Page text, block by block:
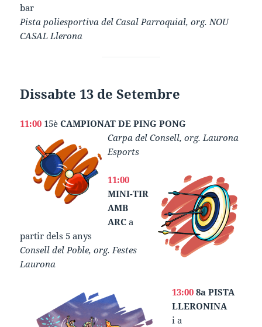
bar
Pista poliesportiva del Casal Parroquial, org. NOU
CASAL Llerona
Dissabte 13 de Setembre
11:00 15èCAMPIONAT DE PING PONG
Carpa del Consell, org. Laurona
Esports
11:00
MINI-TIR
AMB
ARC a
partir dels 5 anys
Consell del Poble, org. Festes
Laurona
13:00 8a PISTA
LLERONINA
i a